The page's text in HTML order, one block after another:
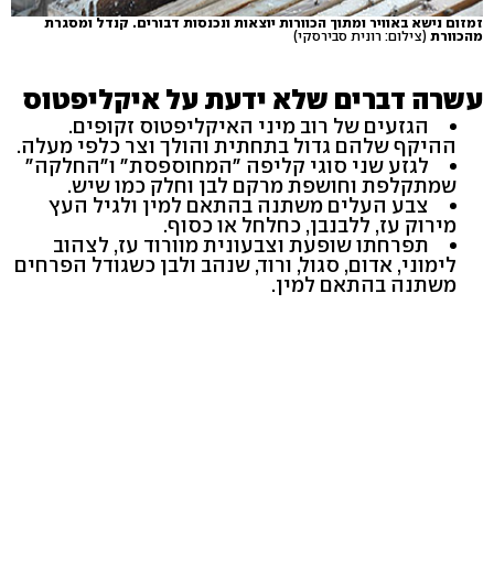
זמזום נישא באוויר ומתוך הכוורות יוצאות ונכנסות דבורים. קנדל ומסגרת
מהכוורת (צילום: רונית סבירסקי)
עשרה דברים שלא ידעת על איקליפטוס
הגזעים של רוב מיני האיקליפטוס זקופים.
ההיקף שלהם גדול בתחתית והולך וצר כלפי מעלה.
לגזע שני סוגי קליפה "המחוספסת" ו"החלקה"
שמתקלפת וחושפת מרקם לבן וחלק כמו שיש.
צבע העלים משתנה בהתאם למין ולגיל העץ
מירוק עז, ללבנבן, כחלחל או כסוף.
תפרחתו שופעת וצבעונית מוורוד עז, לצהוב
לימוני, אדום, סגול, ורוד, שנהב ולבן כשגודל הפרחים
משתנה בהתאם למין.